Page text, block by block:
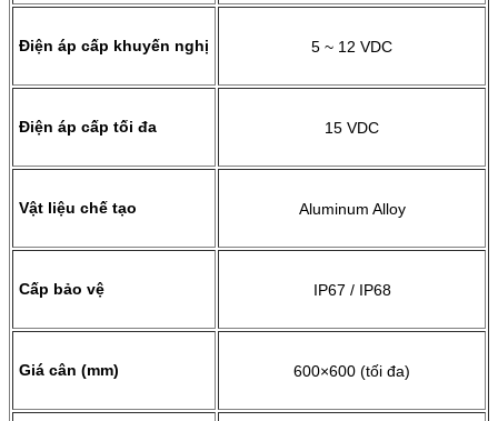
Điện áp cấp khuyến nghị 5 ~ 12 VDC
Điện áp cấp tối đa 15 VDC
Vật liệu chế tạo Aluminum Alloy
Cấp bảo vệ IP67 / IP68
Giá cân (mm) 600×600 (tối đa)